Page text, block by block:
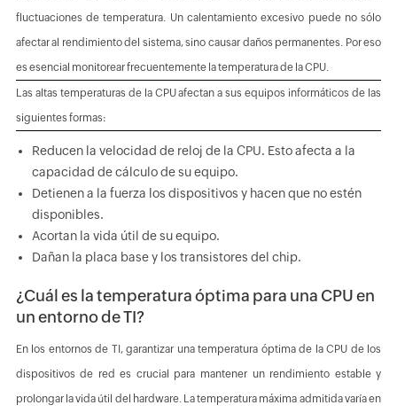
fluctuaciones de temperatura. Un calentamiento excesivo puede no sólo
afectar al rendimiento del sistema, sino causar daños permanentes. Por eso
es esencial monitorear frecuentemente la temperatura de la CPU.
Las altas temperaturas de la CPU afectan a sus equipos informáticos de las
siguientes formas:
Reducen la velocidad de reloj de la CPU. Esto afecta a la
capacidad de cálculo de su equipo.
Detienen a la fuerza los dispositivos y hacen que no estén
disponibles.
Acortan la vida útil de su equipo.
Dañan la placa base y los transistores del chip.
¿Cuál es la temperatura óptima para una CPU en
un entorno de TI?
En los entornos de TI, garantizar una temperatura óptima de la CPU de los
dispositivos de red es crucial para mantener un rendimiento estable y
prolongar la vida útil del hardware. La temperatura máxima admitida varía en